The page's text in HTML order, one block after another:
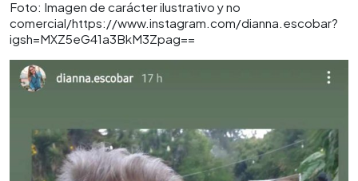
Foto: Imagen de carácter ilustrativo y no
comercial/https://www.instagram.com/dianna.escobar?
igsh=MXZ5eG41a3BkM3Zpag==